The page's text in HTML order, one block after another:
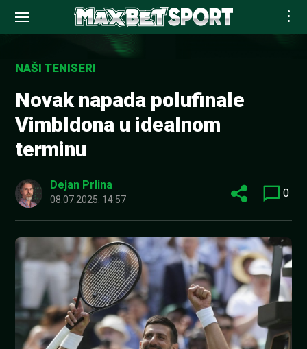
contentNAŠI TENISERI
Novak napada polufinale
Vimbldona u idealnom
terminu
Dejan Prlina
08.07.2025. 14:57 0